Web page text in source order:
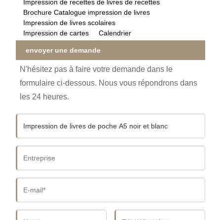
Impression de recettes de livres de recettes
Brochure Catalogue impression de livres
Impression de livres scolaires
Impression de cartes
Calendrier
envoyer une demande
N'hésitez pas à faire votre demande dans le
formulaire ci-dessous. Nous vous répondrons dans
les 24 heures.